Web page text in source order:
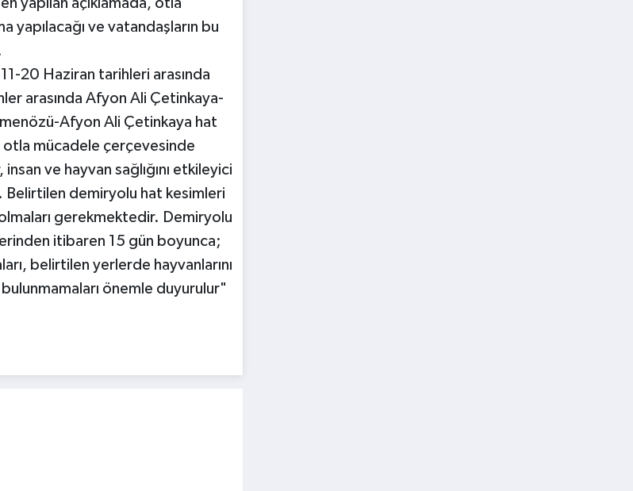
yapılan açıklamada, otla
yapılacağı ve vatandaşların bu
11-20 Haziran tarihleri arasında
arasında Afyon Ali Çetinkaya-
Afyon Ali Çetinkaya hat
otla mücadele çerçevesinde
ve hayvan sağlığını etkileyici
Belirtilen demiryolu hat kesimleri
gerekmektedir. Demiryolu
itibaren 15 gün boyunca;
belirtilen yerlerde hayvanlarını
önemle duyurulur"